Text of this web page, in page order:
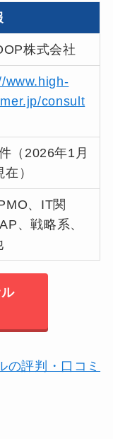
株式会社
www.high-
consult
（2026年1月
）
、IT関
、戦略系、
の評判・口コミ